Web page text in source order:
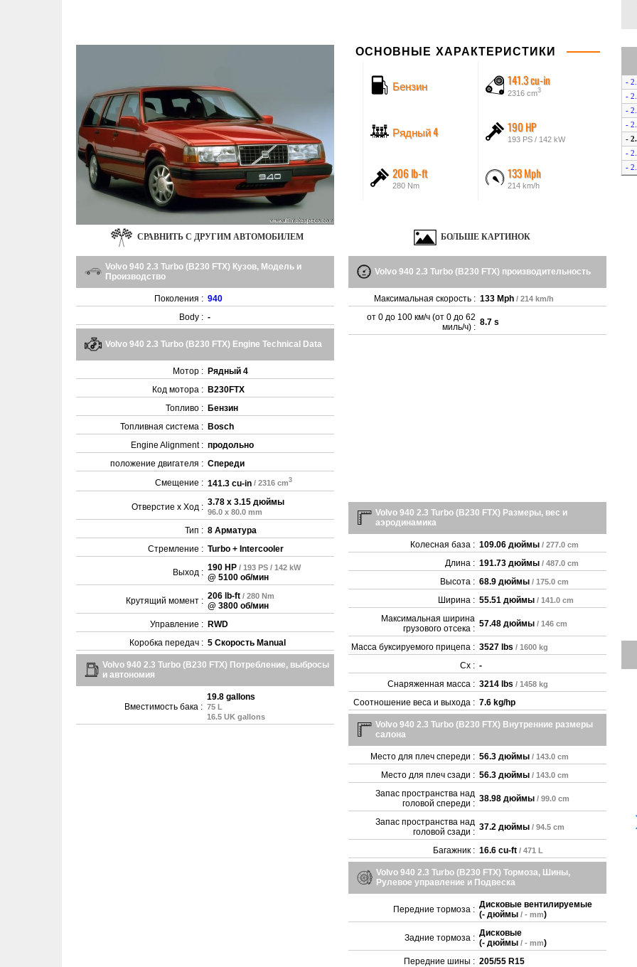
ОСНОВНЫЕ ХАРАКТЕРИСТИКИ
Бензин 141.3 cu-in
2316 cm3
Рядный 4 190 HP
193 PS / 142 kW
206 lb-ft
280 Nm
133 Mph
214 km/h
СРАВНИТЬ С ДРУГИМ АВТОМОБИЛЕМ БОЛЬШЕ КАРТИНОК
Volvo 940 2.3 Turbo (B230 FTX) Кузов, Модель и
Производство
Поколения : 940
Body : -
Volvo 940 2.3 Turbo (B230 FTX) Engine Technical Data
Мотор : Рядный 4
Код мотора : B230FTX
Топливо : Бензин
Топливная система : Bosch
Engine Alignment : продольно
положение двигателя : Спереди
Смещение : 141.3 cu-in / 2316 cm3
Отверстие x Ход : 3.78 x 3.15 дюймы
96.0 x 80.0 mm
Тип : 8 Арматура
Стремление : Turbo + Intercooler
Выход : 190 HP / 193 PS / 142 kW
@ 5100 об/мин
Крутящий момент : 206 lb-ft / 280 Nm
@ 3800 об/мин
Управление : RWD
Коробка передач : 5 Скорость Manual
Volvo 940 2.3 Turbo (B230 FTX) Потребление, выбросы
и автономия
Вместимость бака :
19.8 gallons
75 L
16.5 UK gallons
Volvo 940 2.3 Turbo (B230 FTX) производительность
Максимальная скорость : 133 Mph / 214 km/h
от 0 до 100 км/ч (от 0 до 62
миль/ч) : 8.7 s
Volvo 940 2.3 Turbo (B230 FTX) Размеры, вес и
аэродинамика
Колесная база : 109.06 дюймы / 277.0 cm
Длина : 191.73 дюймы / 487.0 cm
Высота : 68.9 дюймы / 175.0 cm
Ширина : 55.51 дюймы / 141.0 cm
Максимальная ширина
грузового отсека : 57.48 дюймы / 146 cm
Масса буксируемого прицепа : 3527 lbs / 1600 kg
Cx : -
Снаряженная масса : 3214 lbs / 1458 kg
Соотношение веса и выхода : 7.6 kg/hp
Volvo 940 2.3 Turbo (B230 FTX) Внутренние размеры
салона
Место для плеч спереди : 56.3 дюймы / 143.0 cm
Место для плеч сзади : 56.3 дюймы / 143.0 cm
Запас пространства над
головой спереди : 38.98 дюймы / 99.0 cm
Запас пространства над
головой сзади : 37.2 дюймы / 94.5 cm
Багажник : 16.6 cu-ft / 471 L
Volvo 940 2.3 Turbo (B230 FTX) Тормоза, Шины,
Рулевое управление и Подвеска
Передние тормоза : Дисковые вентилируемые
(- дюймы / - mm)
Задние тормоза : Дисковые
(- дюймы / - mm)
Передние шины : 205/55 R15
-
-
-
-
-
-
-